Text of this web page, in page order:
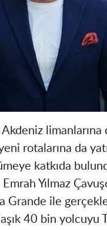
Akdeniz limanlarına
rotalarına da
katkıda
Yılmaz
Grande ile
40 bin yolcuyu